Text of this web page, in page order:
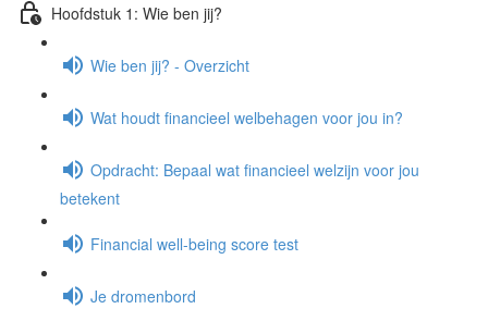
Hoofdstuk 1: Wie ben jij?
Wie ben jij? - Overzicht
Wat houdt financieel welbehagen voor jou in?
Opdracht: Bepaal wat financieel welzijn voor jou
betekent
Financial well-being score test
Je dromenbord